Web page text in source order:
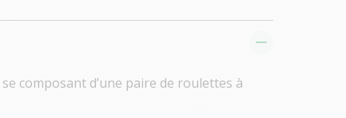
se composant d’une paire de roulettes à